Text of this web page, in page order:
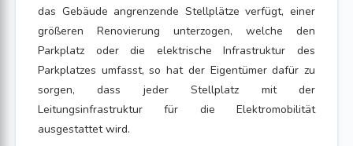
das Gebäude angrenzende Stellplätze verfügt, einer
größeren Renovierung unterzogen, welche den
Parkplatz oder die elektrische Infrastruktur des
Parkplatzes umfasst, so hat der Eigentümer dafür zu
sorgen, dass jeder Stellplatz mit der
Leitungsinfrastruktur für die Elektromobilität
ausgestattet wird.